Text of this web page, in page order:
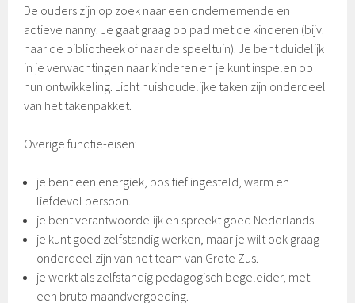
De ouders zijn op zoek naar een ondernemende en
actieve nanny. Je gaat graag op pad met de kinderen (bijv.
naar de bibliotheek of naar de speeltuin). Je bent duidelijk
in je verwachtingen naar kinderen en je kunt inspelen op
hun ontwikkeling. Licht huishoudelijke taken zijn onderdeel
van het takenpakket.
Overige functie-eisen:
je bent een energiek, positief ingesteld, warm en
liefdevol persoon.
je bent verantwoordelijk en spreekt goed Nederlands
je kunt goed zelfstandig werken, maar je wilt ook graag
onderdeel zijn van het team van Grote Zus.
je werkt als zelfstandig pedagogisch begeleider, met
een bruto maandvergoeding.